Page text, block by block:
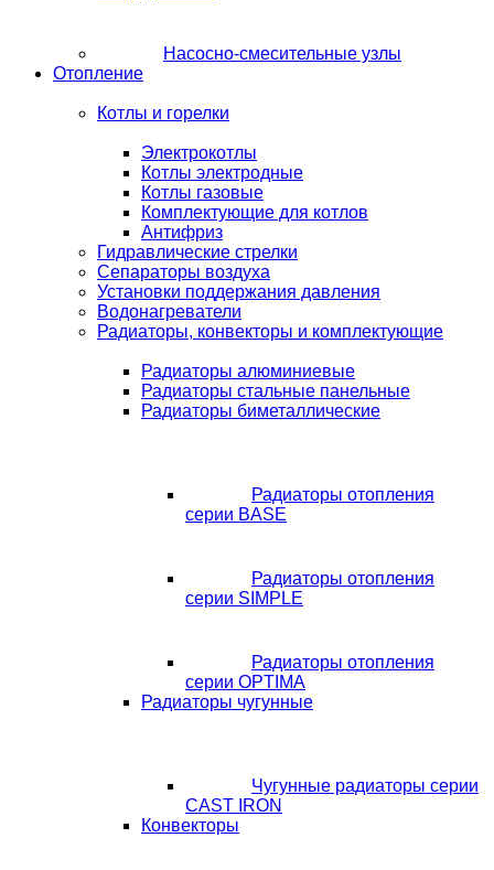
Насосно-смесительные узлы
Отопление
Котлы и горелки
Электрокотлы
Котлы электродные
Котлы газовые
Комплектующие для котлов
Антифриз
Гидравлические стрелки
Сепараторы воздуха
Установки поддержания давления
Водонагреватели
Радиаторы, конвекторы и комплектующие
Радиаторы алюминиевые
Радиаторы стальные панельные
Радиаторы биметаллические
Радиаторы отопления
серии BASE
Радиаторы отопления
серии SIMPLE
Радиаторы отопления
серии OPTIMA
Радиаторы чугунные
Чугунные радиаторы серии
CAST IRON
Конвекторы